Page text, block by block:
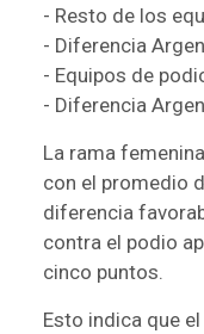
- Resto de los
- Diferencia
- Equipos de
- Diferencia
La rama
con el promedio
diferencia
contra el podio
cinco puntos.
Esto indica que